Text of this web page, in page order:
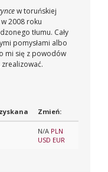
w toruńskiej
2008 roku
tłumu. Cały
pomysłami albo
mi się z powodów
Zmień:
N/A PLN
USD EUR